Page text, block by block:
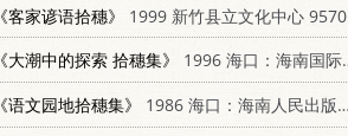
《客家谚语拾穗》
1999 新竹县立文化中心 9570232099
《大潮中的探索 拾穗集》
1996 海口：海南国际新闻出版中心 7806094148
《语文园地拾穗集》
1986 海口：海南人民出版社 7362·12